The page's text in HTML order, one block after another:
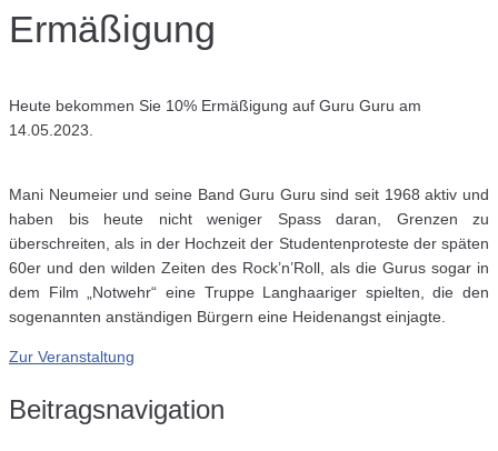
Ermäßigung
Heute bekommen Sie 10% Ermäßigung auf Guru Guru am
14.05.2023.
Mani Neumeier und seine Band Guru Guru sind seit 1968 aktiv und
haben bis heute nicht weniger Spass daran, Grenzen zu
überschreiten, als in der Hochzeit der Studentenproteste der späten
60er und den wilden Zeiten des Rock’n’Roll, als die Gurus sogar in
dem Film „Notwehr“ eine Truppe Langhaariger spielten, die den
sogenannten anständigen Bürgern eine Heidenangst einjagte.
Zur Veranstaltung
Beitragsnavigation